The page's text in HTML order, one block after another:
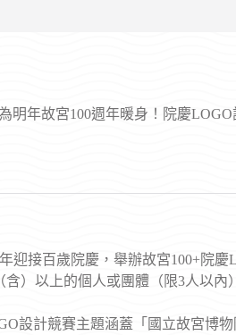
明年故宮100週年暖身！院慶
迎接百歲院慶，舉辦故宮100+院
含）以上的個人或團體（限3人以內
設計競賽主題涵蓋「國立故宮博物